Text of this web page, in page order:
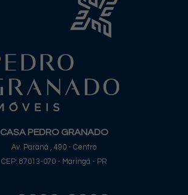
CASA PEDRO GRANADO
Av. Paraná , 490 - Centro
CEP: 87013-070 - Maringá - PR